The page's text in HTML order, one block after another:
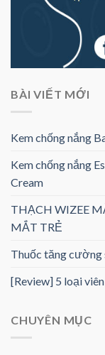
BÀI VIẾT MỚI
Kem chống nắng
Kem chống nắng
Cream
THẠCH WIZEE
MẮT TRẺ
Thuốc tăng cường
[Review] 5 loại
CHUYÊN MỤC